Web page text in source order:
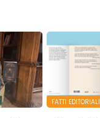
FATTI EDITORIALI